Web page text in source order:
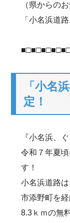
（県からの
「小名浜道
「小名
定！
『小名浜、
令和７年夏
す！
小名浜道路
市添野町を
8.3ｋｍの無